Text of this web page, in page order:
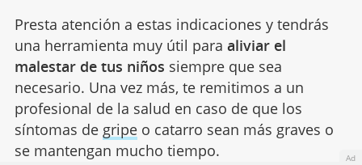
Presta atención a estas indicaciones y tendrás
una herramienta muy útil para aliviar el
malestar de tus niños siempre que sea
necesario. Una vez más, te remitimos a un
profesional de la salud en caso de que los
síntomas de gripeo catarro sean más graves o
se mantengan mucho tiempo.
Ad